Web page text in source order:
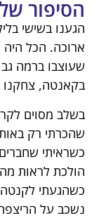
הסיפור
הגענו בשישי
ארוכה. הכל
שעוצבו ברמה
בקאנטה, צחקנו
בשלב מסוים
שהכרתי רק
כשראיתי
הולכת לראות
כשהגעתי
נשכב על